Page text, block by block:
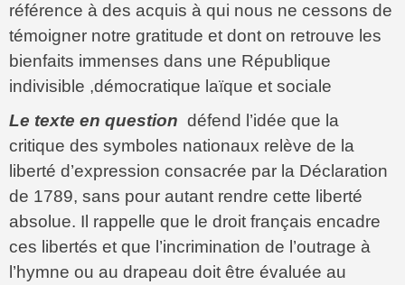
référence à des acquis à qui nous ne cessons de
témoigner notre gratitude et dont on retrouve les
bienfaits immenses dans une République
indivisible ,démocratique laïque et sociale
Le texte en question défend l’idée que la
critique des symboles nationaux relève de la
liberté d’expression consacrée par la Déclaration
de 1789, sans pour autant rendre cette liberté
absolue. Il rappelle que le droit français encadre
ces libertés et que l’incrimination de l’outrage à
l’hymne ou au drapeau doit être évaluée au